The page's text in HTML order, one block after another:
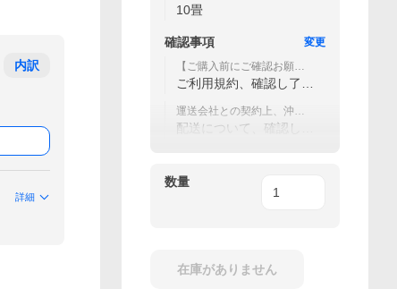
内訳
詳細
10畳
確認事項
変更
【ご購入前にご確認お願い
致します】当店ご利用規約
について
ご利用規約、確認し了承
運送会社との契約上、沖
縄・離島への配送は行って
配送について、確認し了
数量
在庫がありません